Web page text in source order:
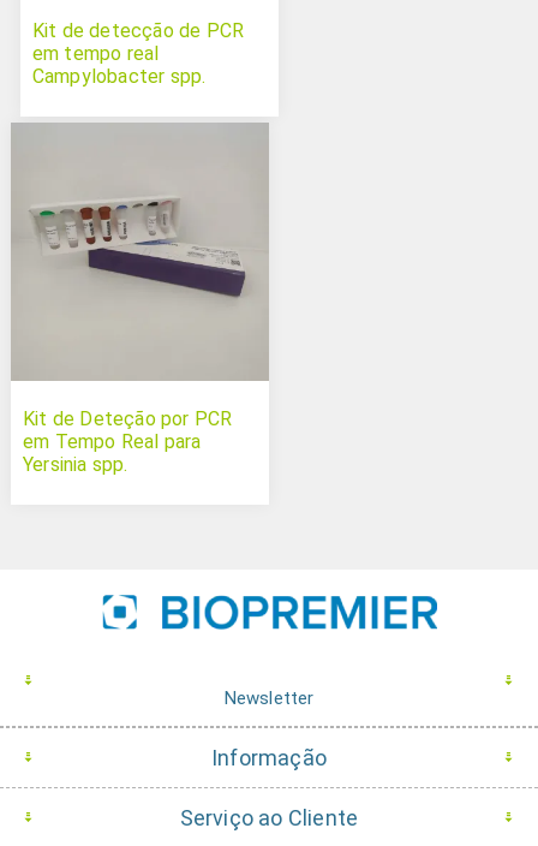
Kit de detecção de PCR
em tempo real
Campylobacter spp.
Kit de Deteção por PCR
em Tempo Real para
Yersinia spp.
Newsletter
Informação
Serviço ao Cliente